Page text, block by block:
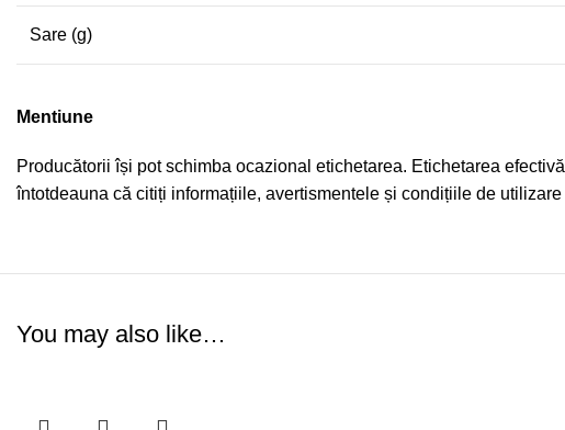
Sare (g)
Mentiune
Producătorii își pot schimba ocazional etichetarea. Etichetarea
întotdeauna că citiți informațiile, avertismentele și condițiile de
You may also like…